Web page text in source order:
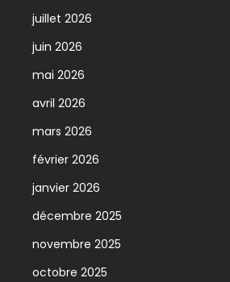
juillet 2026
juin 2026
mai 2026
avril 2026
mars 2026
février 2026
janvier 2026
décembre 2025
novembre 2025
octobre 2025